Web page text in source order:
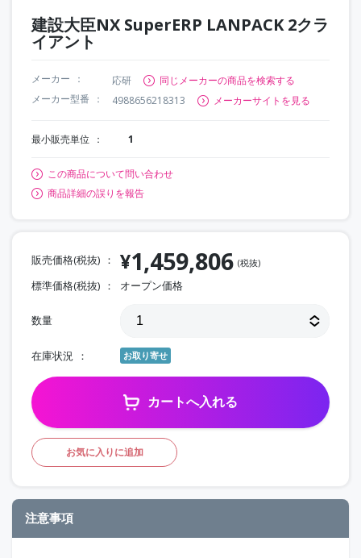
建設大臣NX SuperERP LANPACK 2クラ
イアント
メーカー 応研
同じメーカーの商品を検索する
メーカー型番
4988656218313 メーカーサイトを見る
最小販売単位 1
この商品について問い合わせ
商品詳細の誤りを報告
販売価格(税抜) ¥1,459,806 (税抜)
標準価格(税抜) オープン価格
数量
在庫状況 お取り寄せ
カートへ入れる
お気に入りに追加
注意事項